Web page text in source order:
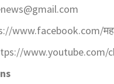
www.facebook.com/
www.youtube.com/